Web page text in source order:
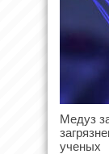
Медуз
ученых